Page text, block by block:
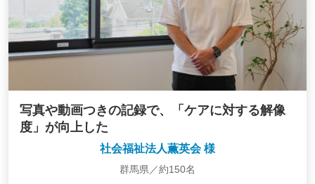
写真や動画つきの記録で、「ケアに対する解像
度」が向上した
社会福祉法人薫英会 様
群馬県／約150名